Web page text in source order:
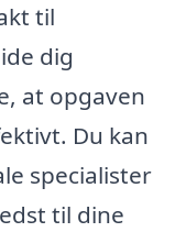
til
dig
at opgaven
Du kan
specialister
til dine